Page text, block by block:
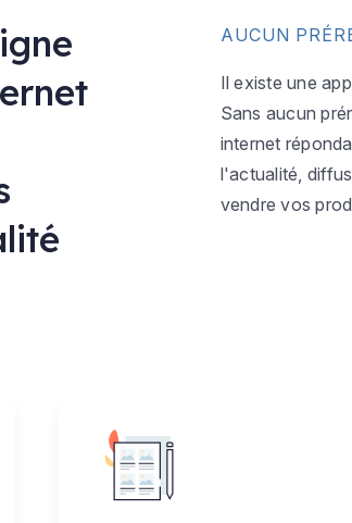
AUCUN
Il existe une
Sans aucun
internet
l'actualité,
vendre vos